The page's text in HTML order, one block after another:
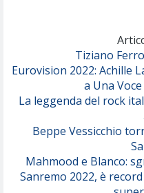
Serenamente
Tiziano
Eurovision 2022: Achille
a Una
La leggenda del rock
Beppe Vessicchio
Mahmood e Blanco:
Sanremo 2022, è